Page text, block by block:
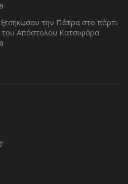
την Πάτρα στο πάρτι
του Απόστολου Κατσιφάρα